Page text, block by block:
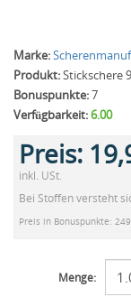
Marke:
Produkt:Stickschere
Bonuspunkte:7
Verfügbarkeit:6.00
Preis:
inkl. USt.
Bei Stoffen versteht
Preis in Bonuspunkte: 249
Menge: